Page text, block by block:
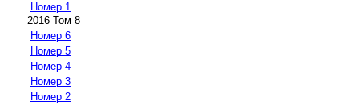
Номер 1
2016 Том 8
Номер 6
Номер 5
Номер 4
Номер 3
Номер 2